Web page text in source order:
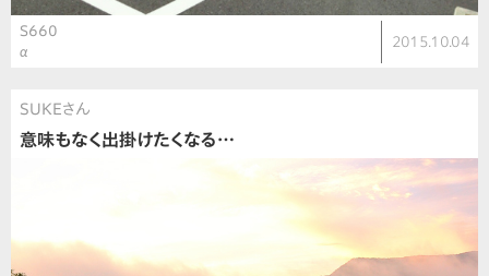
S660
α
2015.10.04
SUKEさん
意味もなく出掛けたくなる…